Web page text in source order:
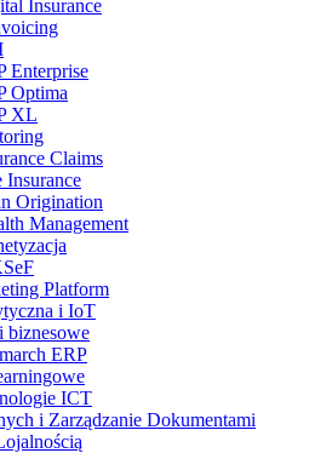
Insurance
Enterprise
Optima
XL
Claims
Origination
Management
Platform
i IoT
biznesowe
ERP
ICT
i Zarządzanie Dokumentami